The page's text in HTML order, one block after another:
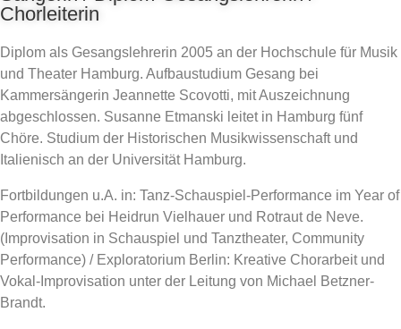
Chorleiterin
Diplom als Gesangslehrerin 2005 an der Hochschule für Musik
und Theater Hamburg. Aufbaustudium Gesang bei
Kammersängerin Jeannette Scovotti, mit Auszeichnung
abgeschlossen. Susanne Etmanski leitet in Hamburg fünf
Chöre. Studium der Historischen Musikwissenschaft und
Italienisch an der Universität Hamburg.
Fortbildungen u.A. in: Tanz-Schauspiel-Performance im Year of
Performance bei Heidrun Vielhauer und Rotraut de Neve.
(Improvisation in Schauspiel und Tanztheater, Community
Performance) / Exploratorium Berlin: Kreative Chorarbeit und
Vokal-Improvisation unter der Leitung von Michael Betzner-
Brandt.